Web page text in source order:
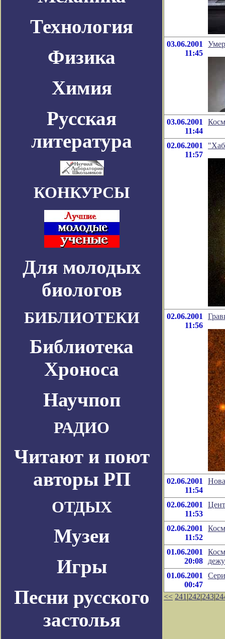
Технология
Физика
Химия
Русская
литература
КОНКУРСЫ
Для молодых
биологов
БИБЛИОТЕКИ
Библиотека
Хроноса
Научпоп
РАДИО
Читают и поют
авторы РП
ОТДЫХ
Музеи
Игры
Песни русского
застолья
03.06.2001
11:45
03.06.2001
11:44
02.06.2001
11:57
02.06.2001
11:56
02.06.2001
11:54
02.06.2001
11:53
02.06.2001
11:52
01.06.2001
20:08
01.06.2001
00:47
<< 241 |242|243|